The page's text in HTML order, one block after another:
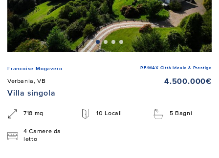
Francoise Mogavero RE/MAX Città Ideale & Prestige
Verbania, VB
4.500.000€
Villa singola
718 mq 10 Locali 5 Bagni
4 Camere da
letto